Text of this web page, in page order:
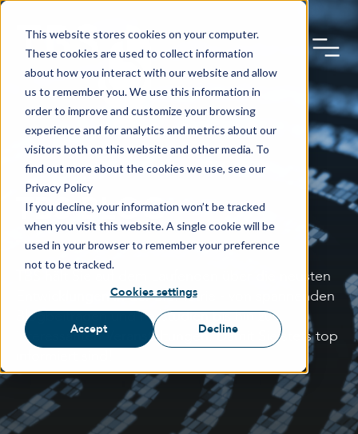
This website stores cookies on your computer.
These cookies are used to collect information
about how you interact with our website and allow
us to remember you. We use this information in
order to improve and customize your browsing
experience and for analytics and metrics about our
visitors both on this website and other media. To
find out more about the cookies we use, see our
Privacy Policy
If you decline, your information won’t be tracked
when you visit this website. A single cookie will be
used in your browser to remember your preference
not to be tracked.
Cookies settings
Accept Decline
TBS BLOG
TBS hält Sie auf dem Laufenden über die neusten
Entwicklungen in der Biometrie - von spannenden
Blogbeiträgen und Fallstudien bis hin zu
interessanten Veranstaltungen. Damit Sie stets top